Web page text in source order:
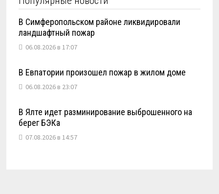
В Симферопольском районе ликвидировали
ландшафтный пожар
06.08.2026 в 17:07
В Евпатории произошел пожар в жилом доме
06.08.2026 в 23:07
В Ялте идет разминирование выброшенного на
берег БЭКа
07.08.2026 в 14:57